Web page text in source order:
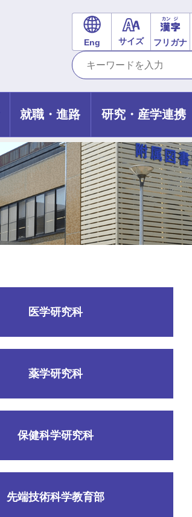
Eng サイズ フリガナ
就職・進路 研究・産学連携
医学研究科
薬学研究科
保健科学研究科
先端技術科学教育部